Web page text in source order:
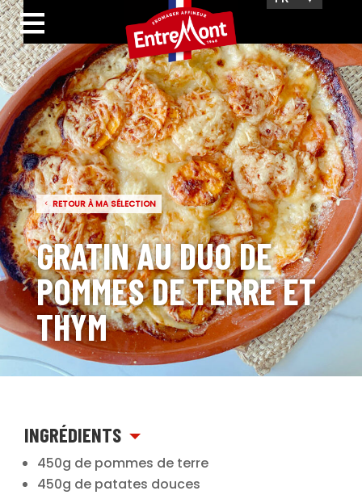
RETOUR À MA SÉLECTION
GRATIN AU DUO DE
POMMES DE TERRE ET
THYM
INGRÉDIENTS
450g de pommes de terre
450g de patates douces